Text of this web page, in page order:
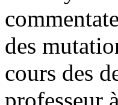
des
cours des